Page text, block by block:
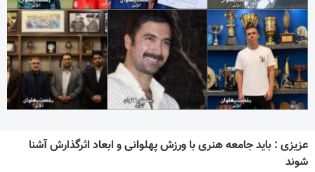
عزیزی : باید جامعه هنری با ورزش پهلوانی و ابعاد اثرگذارش آشنا
شوند